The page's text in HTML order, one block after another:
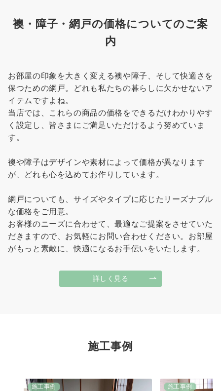
襖・障子・網戸の価格についてのご案
内
お部屋の印象を大きく変える襖や障子、そして快適さを
保つための網戸。どれも私たちの暮らしに欠かせないア
イテムですよね。
当店では、これらの商品の価格をできるだけわかりやす
く設定し、皆さまにご満足いただけるよう努めていま
す。
襖や障子はデザインや素材によって価格が異なります
が、どれも心を込めてお作りしています。
網戸についても、サイズやタイプに応じたリーズナブル
な価格をご用意。
お客様のニーズに合わせて、最適なご提案をさせていた
だきますので、お気軽にお問い合わせください。お部屋
がもっと素敵に、快適になるお手伝いをいたします。
詳しく見る
施工事例
施工事例 施工事例